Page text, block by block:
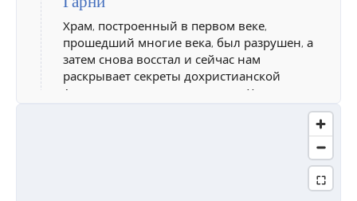
Гарни
Храм, построенный в первом веке,
прошедший многие века, был разрушен, а
затем снова восстал и сейчас нам
раскрывает секреты дохристианской
Армении и армянском народа. Храм,
языческим храмом как в Армении, так и на
года и рестоврировался около восьми лет,